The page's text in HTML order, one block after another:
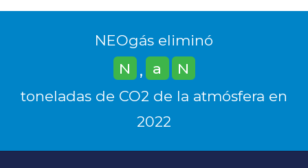
NEOgás eliminó
N
, a
N
toneladas de CO2 de la atmósfera en
2022